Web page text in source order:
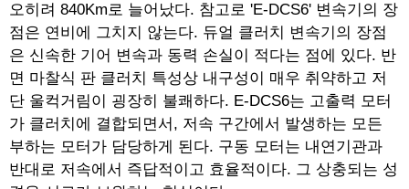
오히려 840Km로 늘어났다. 참고로 'E-DCS6' 변속기의 장
점은 연비에 그치지 않는다. 듀얼 클러치 변속기의 장점
은 신속한 기어 변속과 동력 손실이 적다는 점에 있다. 반
면 마찰식 판 클러치 특성상 내구성이 매우 취약하고 저
단 울컥거림이 굉장히 불쾌하다. E-DCS6는 고출력 모터
가 클러치에 결합되면서, 저속 구간에서 발생하는 모든
부하는 모터가 담당하게 된다. 구동 모터는 내연기관과
반대로 저속에서 즉답적이고 효율적이다. 그 상충되는 성